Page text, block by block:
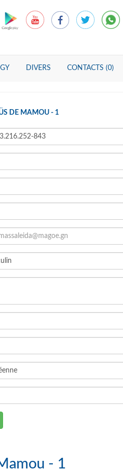
DIVERS CONTACTS (0)
DE MAMOU - 1
Mamou - 1